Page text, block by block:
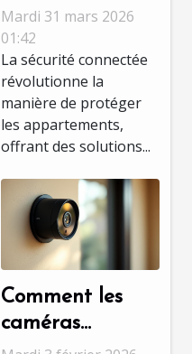
sécurité
connectée pour
les
appartements ?
Mardi 31 mars 2026
01:42
La sécurité connectée
révolutionne la
manière de protéger
les appartements,
offrant des solutions...
Comment les
caméras